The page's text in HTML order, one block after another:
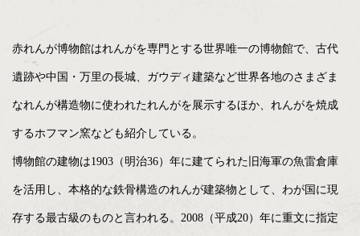
赤れんが博物館はれんがを専門とする世界唯一の博物館で、古代
遺跡や中国・万里の長城、ガウディ建築など世界各地のさまざま
なれんが構造物に使われたれんがを展示するほか、れんがを焼成
するホフマン窯なども紹介している。
博物館の建物は1903（明治36）年に建てられた旧海軍の魚雷倉庫
を活用し、本格的な鉄骨構造のれんが建築物として、わが国に現
存する最古級のものと言われる。2008（平成20）年に重文に指定